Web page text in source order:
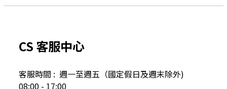
CS 客服中心
客服時間 : 週一至週五（國定假日及週末除外)
08:00 - 17:00